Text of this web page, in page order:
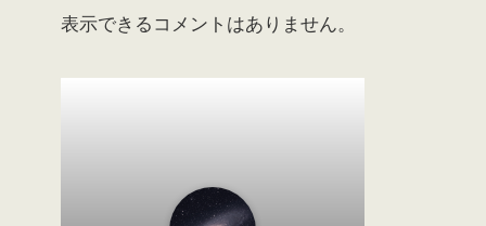
表示できるコメントはありません。